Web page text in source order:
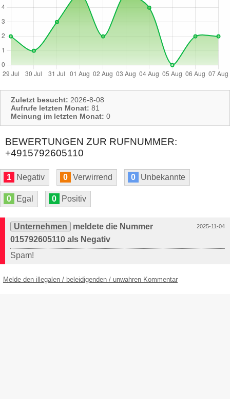
Zuletzt besucht: 2026-8-08
Aufrufe letzten Monat: 81
Meinung im letzten Monat: 0
BEWERTUNGEN ZUR RUFNUMMER:
+4915792605110
1 Negativ 0 Verwirrend 0 Unbekannte
0 Egal 0 Positiv
2025-11-04
Unternehmen
meldete die Nummer
015792605110 als Negativ
Spam!
Melde den illegalen / beleidigenden / unwahren Kommentar